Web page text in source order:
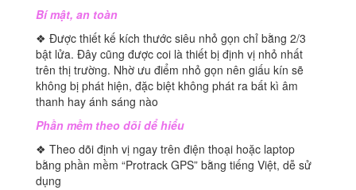
Bí mật, an toàn
❖ Được thiết kế kích thước siêu nhỏ gọn chỉ bằng 2/3
bật lửa. Đây cũng được coi là thiết bị định vị nhỏ nhất
trên thị trường. Nhờ ưu điểm nhỏ gọn nên giấu kín sẽ
không bị phát hiện, đặc biệt không phát ra bất kì âm
thanh hay ánh sáng nào
Phần mềm theo dõi dể hiểu
❖ Theo dõi định vị ngay trên điện thoại hoặc laptop
bằng phần mềm “Protrack GPS” bằng tiếng Việt, dễ sử
dụng